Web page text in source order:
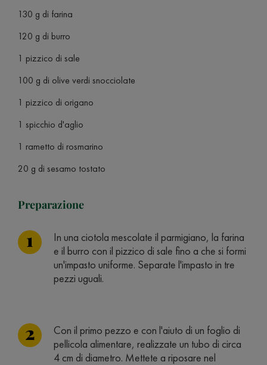
130 g di farina
120 g di burro
1 pizzico di sale
100 g di olive verdi snocciolate
1 pizzico di origano
1 spicchio d'aglio
1 rametto di rosmarino
20 g di sesamo tostato
Preparazione
In una ciotola mescolate il parmigiano, la farina
e il burro con il pizzico di sale fino a che si formi
un'impasto uniforme. Separate l'impasto in tre
pezzi uguali.
Con il primo pezzo e con l'aiuto di un foglio di
pellicola alimentare, realizzate un tubo di circa
4 cm di diametro. Mettete a riposare nel